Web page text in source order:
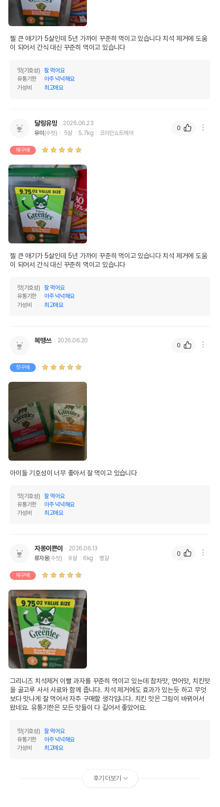
제품표기함량 수분제외함량
조단백질
조섬유질
조회분
칼슘
인
오메가3 0%
오메가6 0%
수분
탄수화물
상세 정보
원료구성
닭고기분말,밀,현미,옥수수글루텐밀,가금류지방,
귀리섬유,천연가금류향료,아마씨,건조맥주효모,
염화칼륨,탄산칼슘,정제소금,황산제일철,황산아
칼슘,탄산코발트,염화콜린,구연산,과즙색소,타우
린,DL-메티오닌,혼합토코페롤,D-Α-토코페릴아
세테이트,니아신,D-판토텐산칼슘,비타민A보충
제,비타민B1질산염,비타민B2보충제,염산피리독
신,비오틴,비타민B12보충제,비타민D3보충제,엽
산,강황색소
* 브랜드사에서 제공한 정보로 모든 책임은 브랜드사에 있습니다.
상품 필수 정보
법에 의한 인증,허가 등을
받았음을 확인할수 있는
경우 그에 대한 사항
상세페이지 참조
제조국 또는 원산지
제조자,수입품의 경우
수입자를 함께 표기
AS책임자와 전화번호
또는 소비자상담 관련
전화번호
단, 상품명에 유통기한 명시된 경우, 해당
유통기한을 따릅니다.
젤 큰 애기가 5살인데 5년 가까이 꾸준히 먹이고 있습니다 치석 제거에 도움
이 되어서 간식 대신 꾸준히 먹이고 있습니다
맛(기호성)
잘 먹어요
유통기한
아주 넉넉해요
가성비
최고에요
달링유밍
2026.06.23
유미(수컷) 5살 5.7kg 코리안쇼트헤어
재구매
젤 큰 애기가 5살인데 5년 가까이 꾸준히 먹이고 있습니다 치석 제거에 도움
이 되어서 간식 대신 꾸준히 먹이고 있습니다
맛(기호성)
잘 먹어요
유통기한
아주 넉넉해요
가성비
최고에요
0
복땡쓰 2026.06.20
첫구매
아이들 기호성이 너무 좋아서 잘 먹이고 있습니다
맛(기호성)
잘 먹어요
유통기한
아주 넉넉해요
가성비
최고에요
0
자몽이쁜이
2026.06.13
류자몽(수컷) 9살 6kg 뱅갈
재구매
그리니즈 치석제거 이빨 과자를 꾸준히 먹이고 있는데 참차맛, 연어맛, 치킨맛
을 골고루 사서 사료와 함께 줍니다. 치석 제거에도 효과가 있는듯 하고 무엇
보다 맛나게 잘 먹어서 자주 구매할 생각입니다. 치킨 맛은 그림이 바뀌어서
왔네요. 유통기한은 모든 맛들이 다 길어서 좋았어요.
맛(기호성)
잘 먹어요
유통기한
아주 넉넉해요
가성비
최고에요
0
후기 더보기